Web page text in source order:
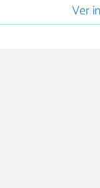
Ver